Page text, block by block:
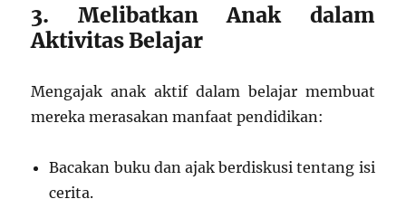
3. Melibatkan Anak dalam
Aktivitas Belajar
Mengajak anak aktif dalam belajar membuat
mereka merasakan manfaat pendidikan:
Bacakan buku dan ajak berdiskusi tentang isi
cerita.